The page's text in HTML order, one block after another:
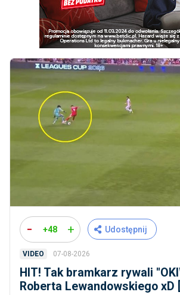
- +48 + Udostępnij
VIDEO 07-08-2026
HIT! Tak bramkarz rywali
Roberta Lewandowskiego xD